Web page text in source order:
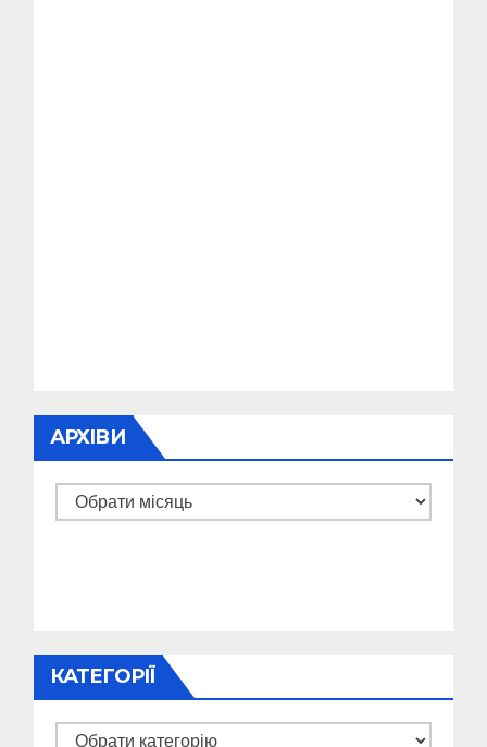
АРХІВИ
Архіви
КАТЕГОРІЇ
Категорії